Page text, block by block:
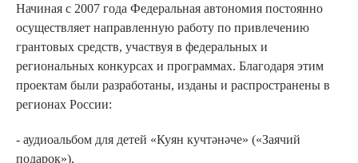
Начиная с 2007 года Федеральная автономия постоянно
осуществляет направленную работу по привлечению
грантовых средств, участвуя в федеральных и
региональных конкурсах и программах. Благодаря этим
проектам были разработаны, изданы и распространены в
регионах России:
- аудиоальбом для детей «Куян кучтәнәче» («Заячий
подарок»),